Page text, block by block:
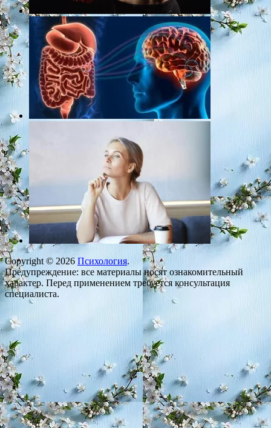
Copyright © 2026 Психология.
Предупреждение: все материалы носят ознакомительный
характер. Перед применением требуется консультация
специалиста.